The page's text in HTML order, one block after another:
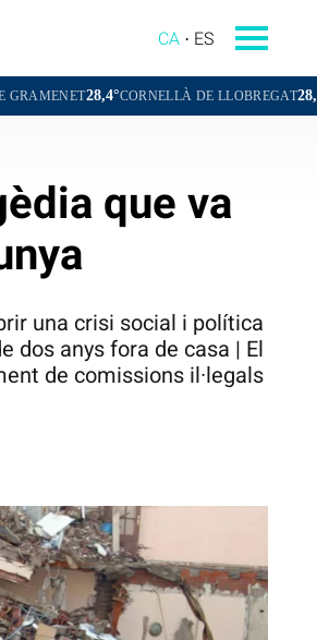
CA ES
CORNELLÀ DE LLOBREGAT28,7°SANT BOI DE
que va
una crisi social i política
dos anys fora de casa | El
de comissions il·legals